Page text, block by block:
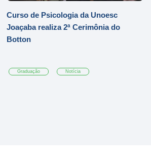
Curso de Psicologia da Unoesc
Joaçaba realiza 2ª Cerimônia do
Botton
Graduação Notícia